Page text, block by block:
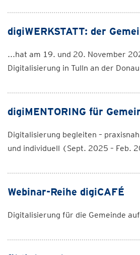
digiWERKSTATT: der
...hat am 19. und 20. November
Digitalisierung in Tulln an der
digiMENTORING für
Digitalisierung begleiten –
und individuell (Sept. 2025 – Feb.
Webinar-Reihe digiCAFÉ
Digitalisierung für die Gemeinde